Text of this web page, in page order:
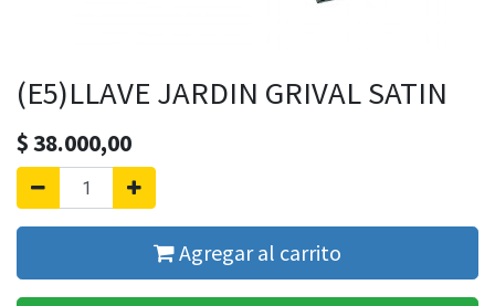
(E5)LLAVE JARDIN GRIVAL SATIN
$38.000,00
Agregar al carrito